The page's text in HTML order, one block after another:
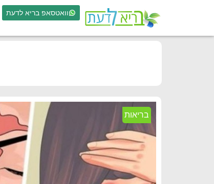
וואטסאפ בריא לדעת
בריאות